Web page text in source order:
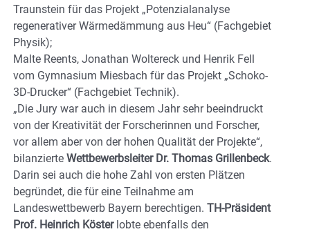
Traunstein für das Projekt „Potenzialanalyse
regenerativer Wärmedämmung aus Heu“ (Fachgebiet
Physik);
Malte Reents, Jonathan Woltereck und Henrik Fell
vom Gymnasium Miesbach für das Projekt „Schoko-
3D-Drucker“ (Fachgebiet Technik).
„Die Jury war auch in diesem Jahr sehr beeindruckt
von der Kreativität der Forscherinnen und Forscher,
vor allem aber von der hohen Qualität der Projekte“,
bilanzierte Wettbewerbsleiter Dr. Thomas Grillenbeck.
Darin sei auch die hohe Zahl von ersten Plätzen
begründet, die für eine Teilnahme am
Landeswettbewerb Bayern berechtigen. TH-Präsident
Prof. Heinrich Kösterlobte ebenfalls den